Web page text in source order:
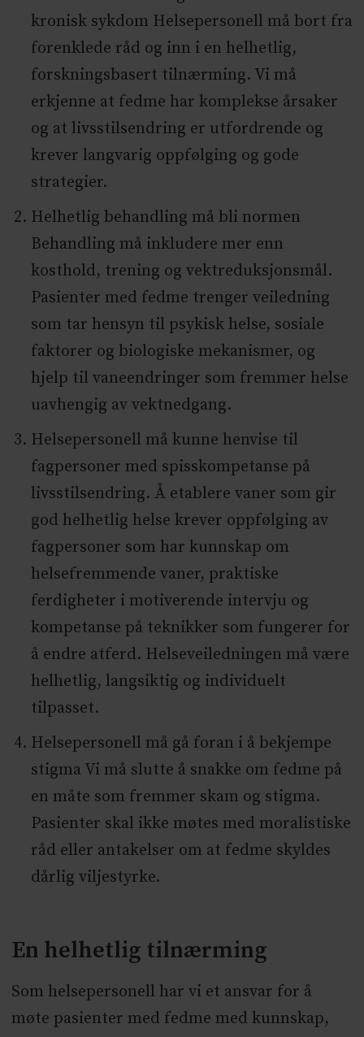
kronisk sykdom Helsepersonell må bort fra
forenklede råd og inn i en helhetlig,
forskningsbasert tilnærming. Vi må
erkjenne at fedme har komplekse årsaker
og at livsstilsendring er utfordrende og
krever langvarig oppfølging og gode
strategier.
Helhetlig behandling må bli normen
Behandling må inkludere mer enn
kosthold, trening og vektreduksjonsmål.
Pasienter med fedme trenger veiledning
som tar hensyn til psykisk helse, sosiale
faktorer og biologiske mekanismer, og
hjelp til vaneendringer som fremmer helse
uavhengig av vektnedgang.
Helsepersonell må kunne henvise til
fagpersoner med spisskompetanse på
livsstilsendring. Å etablere vaner som gir
god helhetlig helse krever oppfølging av
fagpersoner som har kunnskap om
helsefremmende vaner, praktiske
ferdigheter i motiverende intervju og
kompetanse på teknikker som fungerer for
å endre atferd. Helseveiledningen må være
helhetlig, langsiktig og individuelt
tilpasset.
Helsepersonell må gå foran i å bekjempe
stigma Vi må slutte å snakke om fedme på
en måte som fremmer skam og stigma.
Pasienter skal ikke møtes med moralistiske
råd eller antakelser om at fedme skyldes
dårlig viljestyrke.
En helhetlig tilnærming
Som helsepersonell har vi et ansvar for å
møte pasienter med fedme med kunnskap,